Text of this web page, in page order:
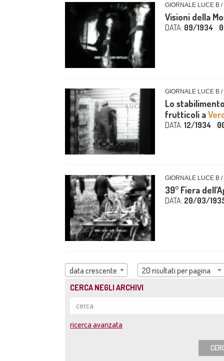
GIORNALE LUCE B
Visioni della
DATA: 09/1934
GIORNALE LUCE B
Lo
frutticoli a
DATA: 12/1934
GIORNALE LUCE B
39° Fiera
DATA: 20/03/
data crescente
20 risultati per pagina
CERCA NEGLI ARCHIVI
ricerca avanzata